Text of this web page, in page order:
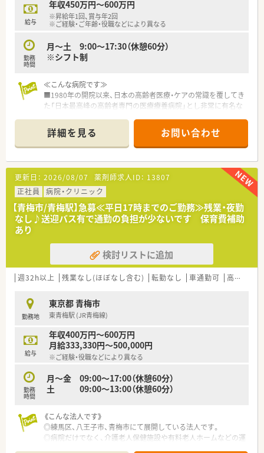
給与
年収450万円～600万円
※昇給年1回、賞与年2回
※ご経験・ご年齢・役職などにより異なる
勤務
時間
月～土 9:00～17:30（休憩60分）
※シフト制
≪こんな病院です≫
■1980年の開院以来、日本の高齢者医療・ケアの常識を覆してき
た「日本最高峰の高齢者専門の医療療養病院」とし非常に有名な
■メディアやビジネス誌でも「顧客感動を生む究極のサービス業
としての病院」として度々取り上げられております。
≪おすすめポイント≫
■勤務時間は17：30まで！
■残業はほとんどないため、プライベートと両立しやすい環境で
す
■病院での勤務経験がない方でもご相談可能！
■医師・看護師・介護スタッフ・リハビリ職との距離が近く、他職
種と連携を図りながら患者様をサポート★
詳細を見る お問い合わせ
更新日： 2026/08/07 薬剤師求人ID： 13807
正社員
病院・クリニック
【青梅市/青梅駅】急募≪平日17時までのご勤務≫残業・夜勤
なし♪送迎バス有で通勤の負担が少ないです 保育費補助
あり
検討リストに追加
週32h以上 残業なし(ほぼなし含む) 転勤なし 車通勤可 高給与(600万円以上)
勤務地
東京都 青梅市
東青梅駅 (JR青梅線)
給与
年収400万円～600万円
月給333,330円～500,000円
※ご経験・役職などにより異なる
勤務
時間
月～金 09:00～17:00（休憩60分）
土 09:00～13:00（休憩60分）
《こんな法人です》
◎練馬区、八王子市、青梅市にて展開している法人です。
◎病院だけでなく、介護老人保健施設や有料老人ホームなどの運